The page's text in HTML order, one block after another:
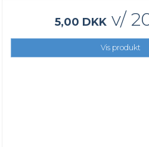
5,00 DKKv/
Vis produkt